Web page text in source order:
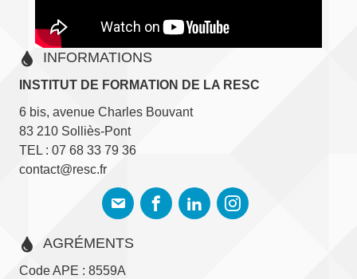
INFORMATIONS
INSTITUT DE FORMATION DE LA RESC
6 bis, avenue Charles Bouvant
83 210 Solliès-Pont
TEL : 07 68 33 79 36
contact@resc.fr
AGRÉMENTS
Code APE : 8559A